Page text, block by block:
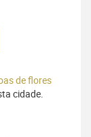
de flores
cidade.